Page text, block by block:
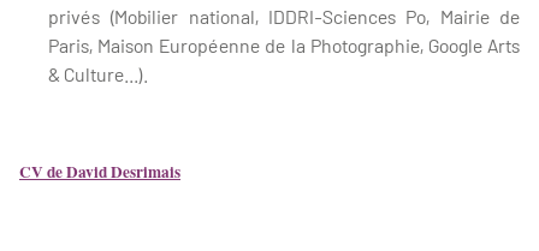
privés (Mobilier national, IDDRI-Sciences Po, Mairie de
Paris, Maison Européenne de la Photographie, Google Arts
& Culture...).
CV de David Desrimais